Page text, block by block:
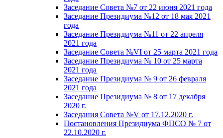
Заседание Совета №7 от 22 июня 2021 года
Заседание Президиума №12 от 18 мая 2021
года
Заседание Президиума №11 от 22 апреля
2021 года
Заседание Совета №VI от 25 марта 2021 года
Заседание Президиума № 10 от 25 марта
2021 года
Заседание Президиума № 9 от 26 февраля
2021 года
Заседание Президиума № 8 от 17 декабря
2020 г.
Заседания Совета №V от 17.12.2020 г.
Постановления Президиума ФПСО № 7 от
22.10.2020 г.